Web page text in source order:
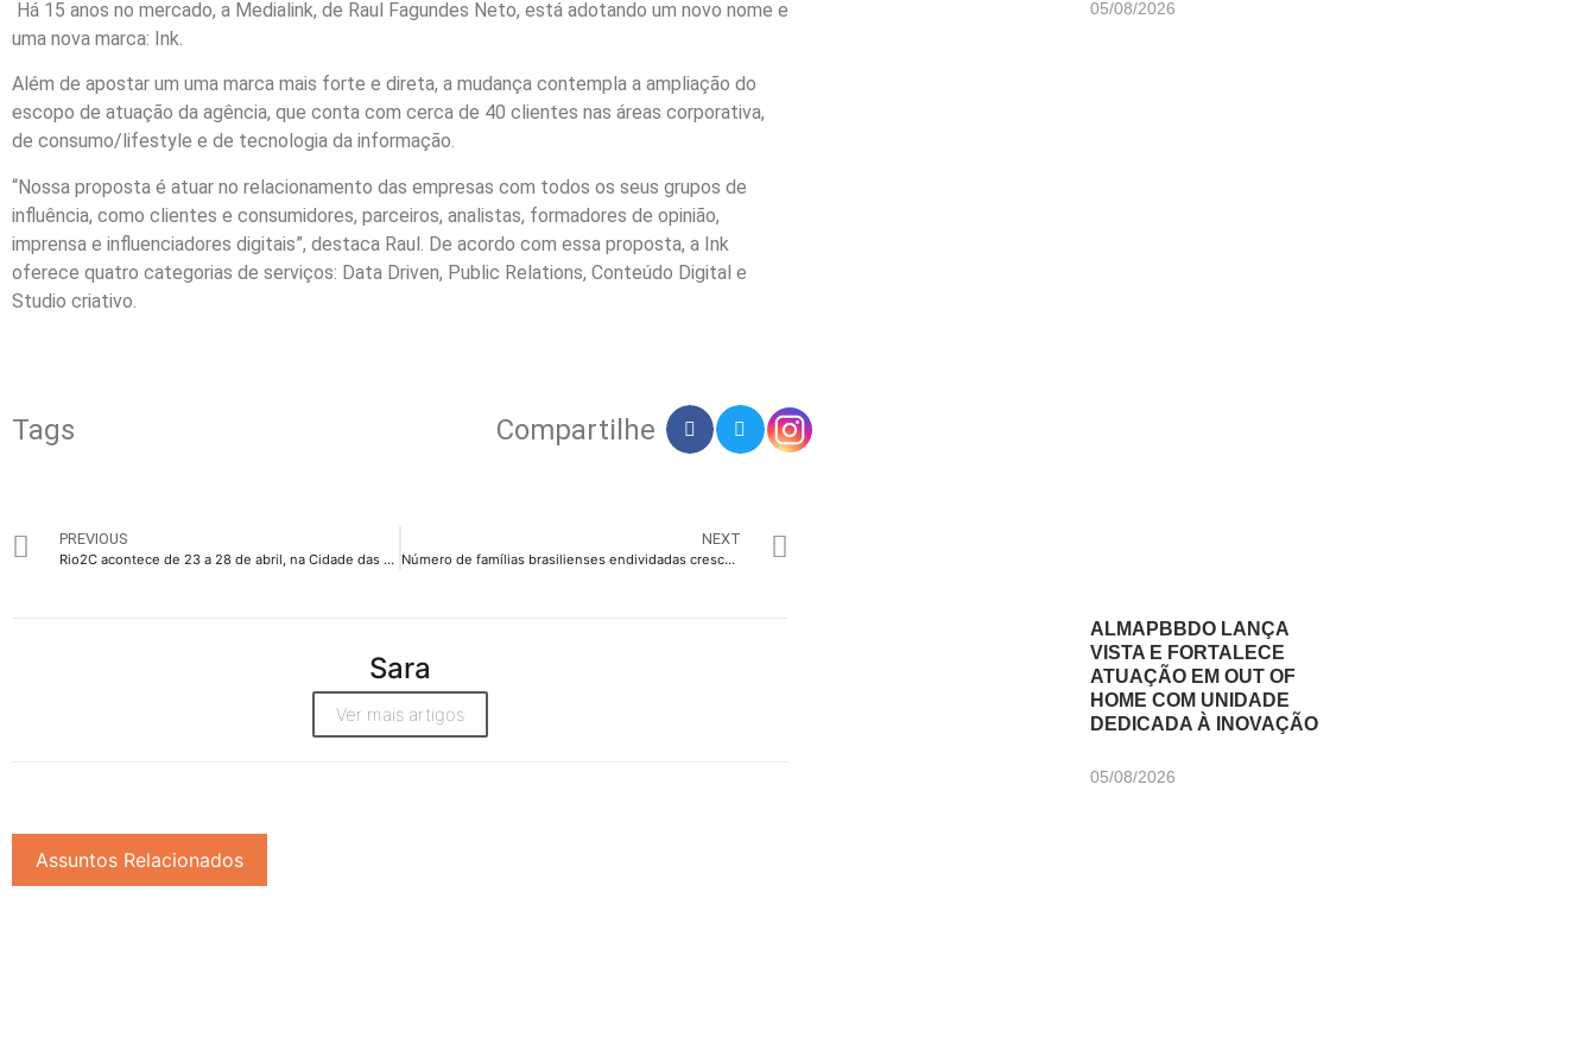
Há 15 anos no mercado, a Medialink, de Raul Fagundes Neto, está adotando um novo nome e
uma nova marca: Ink.
Além de apostar um uma marca mais forte e direta, a mudança contempla a ampliação do
escopo de atuação da agência, que conta com cerca de 40 clientes nas áreas corporativa,
de consumo/lifestyle e de tecnologia da informação.
“Nossa proposta é atuar no relacionamento das empresas com todos os seus grupos de
influência, como clientes e consumidores, parceiros, analistas, formadores de opinião,
imprensa e influenciadores digitais”, destaca Raul. De acordo com essa proposta, a Ink
oferece quatro categorias de serviços: Data Driven, Public Relations, Conteúdo Digital e
Studio criativo.
Tags Compartilhe
PREVIOUS
Rio2C acontece de 23 a 28 de abril, na Cidade das Artes, no Rio de Janeiro
NEXT
Número de famílias brasilienses endividadas cresce em fevereiro
Sara
Ver mais artigos
Assuntos Relacionados
05/08/2026
ALMAPBBDO LANÇA
VISTA E FORTALECE
ATUAÇÃO EM OUT OF
HOME COM UNIDADE
DEDICADA À INOVAÇÃO
05/08/2026